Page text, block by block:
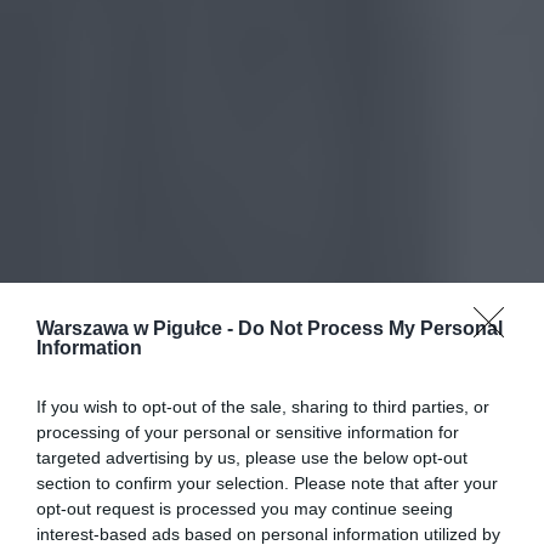
Warszawa w Pigułce - Do Not Process My Personal
Information
If you wish to opt-out of the sale, sharing to third parties, or
processing of your personal or sensitive information for
targeted advertising by us, please use the below opt-out
section to confirm your selection. Please note that after your
opt-out request is processed you may continue seeing
interest-based ads based on personal information utilized by